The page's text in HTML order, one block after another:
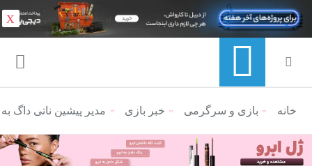
منوی ناوبری خرده نان
خانه بازی و سرگرمی خبر بازی مدیر پیشین ناتی داگ
X